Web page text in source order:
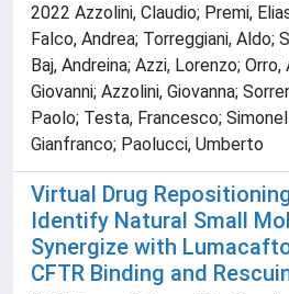
2022 Azzolini, Claudio; Premi,
Falco, Andrea; Torreggiani, Aldo;
Baj, Andreina; Azzi, Lorenzo;
Giovanni; Azzolini, Giovanna;
Paolo; Testa, Francesco;
Gianfranco; Paolucci, Umberto
Virtual Drug
Identify Natural Small
Synergize with
CFTR Binding and